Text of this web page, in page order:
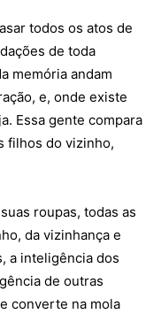
todos os atos de
de toda
memória andam
e, onde existe
Essa gente compara
filhos do vizinho,
roupas, todas as
da vizinhança e
a inteligência dos
de outras
converte na mola